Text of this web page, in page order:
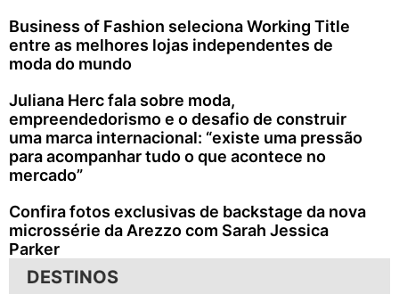
Business of Fashion seleciona Working Title
entre as melhores lojas independentes de
moda do mundo
Juliana Herc fala sobre moda,
empreendedorismo e o desafio de construir
uma marca internacional: “existe uma pressão
para acompanhar tudo o que acontece no
mercado”
Confira fotos exclusivas de backstage da nova
microssérie da Arezzo com Sarah Jessica
Parker
DESTINOS